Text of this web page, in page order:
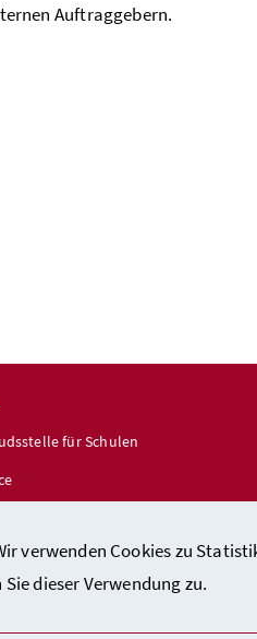
verwenden Cookies zu
dieser Verwendung zu.
Auftraggebern.
für Schulen